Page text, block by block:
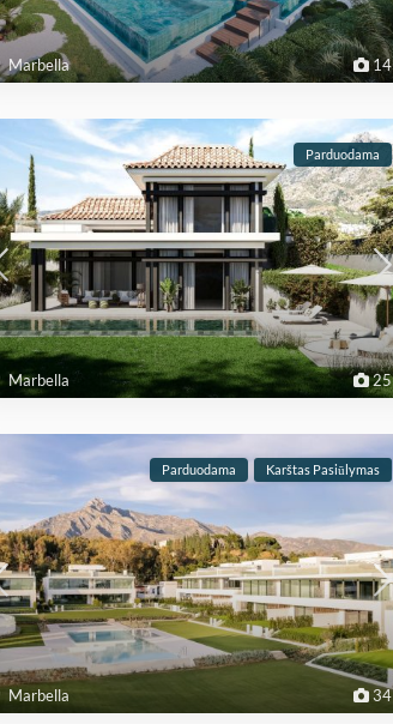
14
Marbella
25
Marbella
Parduodama
34
Marbella
Parduodama Karštas Pasiūlymas